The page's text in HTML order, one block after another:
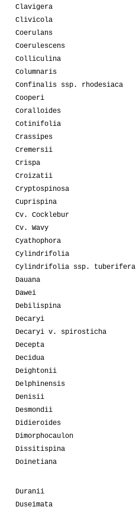
Clavigera
Clivicola
Coerulans
Coerulescens
Colliculina
Columnaris
Confinalis ssp. rhodesiaca
Cooperi
Coralloides
Cotinifolia
Crassipes
Cremersii
Crispa
Croizatii
Cryptospinosa
Cuprispina
Cv. Cocklebur
Cv. Wavy
Cyathophora
Cylindrifolia
Cylindrifolia ssp. tuberifera
Dauana
Dawei
Debilispina
Decaryi
Decaryi v. spirosticha
Decepta
Decidua
Deightonii
Delphinensis
Denisii
Desmondii
Didieroides
Dimorphocaulon
Dissitispina
Doinetiana
Duranii
Duseimata